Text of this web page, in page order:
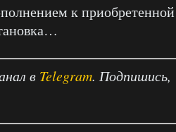
к приобретенной
в Telegram. Подпишись,